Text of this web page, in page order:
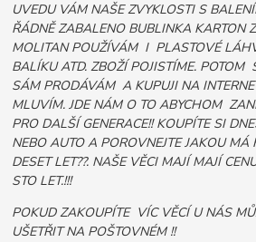
UVEDU VÁM NAŠE ZVYKLOSTI S
ŘÁDNĚ ZABALENO BUBLINKA KARTON
MOLITAN POUŽÍVÁM I PLASTOVÉ
BALÍKU ATD. ZBOŽÍ POJISTÍME. POTOM
SÁM PRODÁVÁM A KUPUJI NA
MLUVÍM. JDE NÁM O TO ABYCHOM
PRO DALŠÍ GENERACE!! KOUPÍTE SI
NEBO AUTO A POROVNEJTE JAKOU
DESET LET??. NAŠE VĚCI MAJÍ MAJÍ
STO LET.!!!
POKUD ZAKOUPÍTE VÍC VĚCÍ U NÁS
UŠETŘIT NA POŠTOVNÉM !!